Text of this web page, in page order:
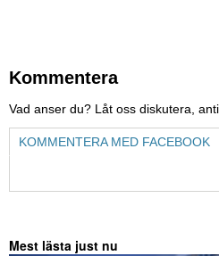
Kommentera
Vad anser du? Låt oss diskutera,
KOMMENTERA MED FACEBOOK
Mest lästa just nu